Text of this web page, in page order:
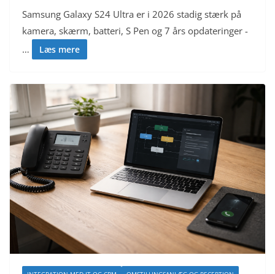
Samsung Galaxy S24 Ultra er i 2026 stadig stærk på
kamera, skærm, batteri, S Pen og 7 års opdateringer -
…
Læs mere